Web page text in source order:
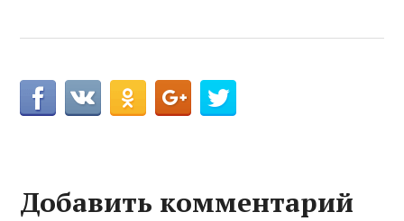
Добавить комментарий